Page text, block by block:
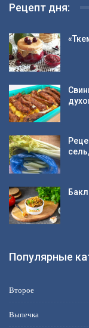
Рецепт дня:
Популярные
Второе
Выпечка